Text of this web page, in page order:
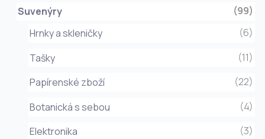
Suvenýry
(99)
Hrnky a skleničky
(6)
Tašky
(11)
Papírenské zboží
(22)
Botanická s sebou
(4)
Elektronika
(3)